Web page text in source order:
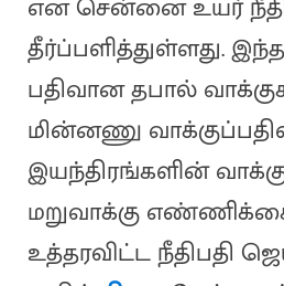
என சென்னை உயர்
தீர்ப்பளித்துள்ளது.
பதிவான தபால்
மின்னணு
இயந்திரங்களின்
மறுவாக்கு
உத்தரவிட்ட நீதிபதி